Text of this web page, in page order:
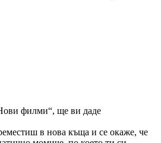
филми“, ще ви даде
в нова къща и се окаже, че